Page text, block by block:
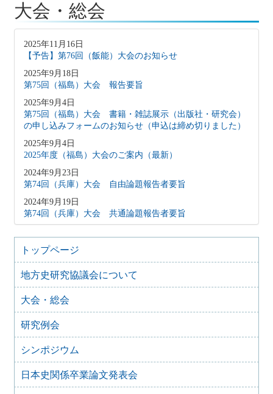
大会・総会
2025年11月16日
【予告】第76回（飯能）大会のお知らせ
2025年9月18日
第75回（福島）大会 報告要旨
2025年9月4日
第75回（福島）大会 書籍・雑誌展示（出版社・研究会）
の申し込みフォームのお知らせ（申込は締め切りました）
2025年9月4日
2025年度（福島）大会のご案内（最新）
2024年9月23日
第74回（兵庫）大会 自由論題報告者要旨
2024年9月19日
第74回（兵庫）大会 共通論題報告者要旨
第74回（兵庫）大会 書籍・雑誌展示（出版社・研究会）
の申し込みフォームのお知らせ
2024年9月1日
2024年8月25日
2024年度 第74回（兵庫）大会のご案内（最新）
2024年2月7日
2024年2月5日
2024年度 第74回（兵庫）大会のご案内
2023年8月19日
トップページ
地方史研究協議会について
大会・総会
研究例会
シンポジウム
日本史関係卒業論文発表会